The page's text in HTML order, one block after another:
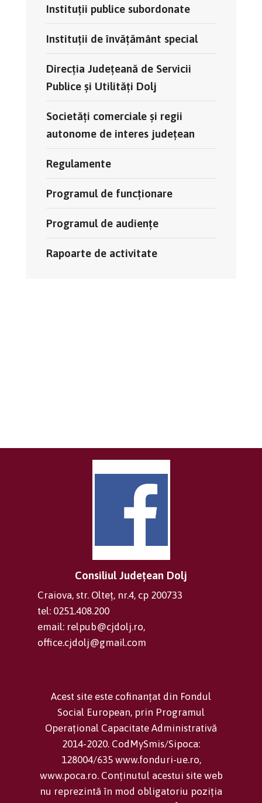
Instituții publice subordonate
Instituții de învățământ special
Direcția Județeană de Servicii
Publice și Utilități Dolj
Societăți comerciale și regii
autonome de interes județean
Regulamente
Programul de funcționare
Programul de audiențe
Rapoarte de activitate
Consiliul Județean Dolj
Craiova, str. Olteț, nr.4, cp 200733
tel: 0251.408.200
email: relpub@cjdolj.ro,
office.cjdolj@gmail.com
Acest site este cofinanțat din Fondul
Social European, prin Programul
Operațional Capacitate Administrativă
2014-2020. CodMySmis/Sipoca:
128004/635 www.fonduri-ue.ro,
www.poca.ro. Conținutul acestui site web
nu reprezintă în mod obligatoriu poziția